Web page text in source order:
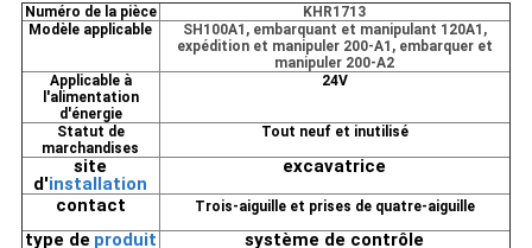
Numéro de la pièce
KHR1713
Modèle applicable
SH100A1, embarquant et manipulant 120A1,
expédition et manipuler 200-A1, embarquer et
manipuler 200-A2
Applicable à
l'alimentation
d'énergie
24V
Statut de
marchandises
Tout neuf et inutilisé
site
d'installation
excavatrice
contact
Trois-aiguille et prises de quatre-aiguille
type de produit
système de contrôle